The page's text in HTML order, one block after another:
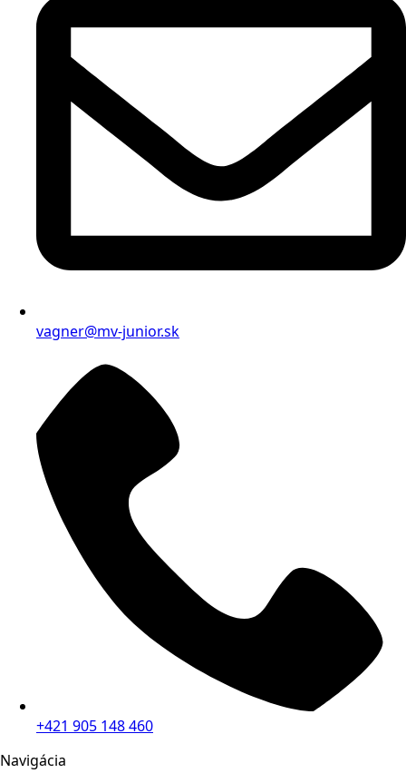
vagner@mv-junior.sk
+421 905 148 460
Navigácia